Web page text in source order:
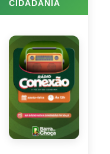
CIDADANIA